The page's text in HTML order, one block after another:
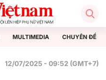
MULTIMEDIA CHUYÊN ĐỀ
12/07/2025 - 09:52 (GMT+7)